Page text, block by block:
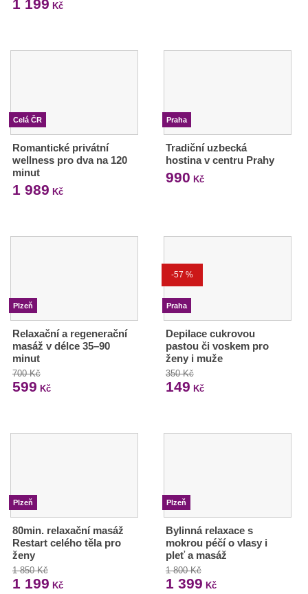
1 199 Kč
Celá ČR
Romantické privátní
wellness pro dva na 120
minut
1 989 Kč
Praha
Tradiční uzbecká
hostina v centru Prahy
990 Kč
Plzeň
Relaxační a regenerační
masáž v délce 35–90
minut
700 Kč
599 Kč
-57 %
Praha
Depilace cukrovou
pastou či voskem pro
ženy i muže
350 Kč
149 Kč
Plzeň
80min. relaxační masáž
Restart celého těla pro
ženy
1 850 Kč
1 199 Kč
Plzeň
Bylinná relaxace s
mokrou péčí o vlasy i
pleť a masáž
1 800 Kč
1 399 Kč